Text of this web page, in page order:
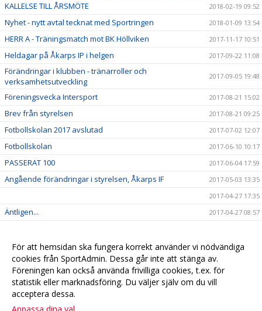
KALLELSE TILL ÅRSMÖTE 2018-02-19 09:52
Nyhet - nytt avtal tecknat med Sportringen 2018-01-09 13:54
HERR A - Träningsmatch mot BK Höllviken 2017-11-17 10:51
Heldagar på Åkarps IP i helgen 2017-09-22 11:08
Förändringar i klubben - tränarroller och
verksamhetsutveckling
2017-09-05 19:48
Föreningsvecka Intersport 2017-08-21 15:02
Brev från styrelsen 2017-08-21 09:25
Fotbollskolan 2017 avslutad 2017-07-02 12:07
Fotbollskolan 2017-06-10 10:17
PASSERAT 100 2017-06-04 17:59
Angående förändringar i styrelsen, Åkarps IF
2017-05-03 13:35
2017-04-27 17:35
Äntligen... 2017-04-27 08:57
Nyheter i profilsortimentet 2017-02-03 08:10
Utbildning genomförd 2016-12-12 20:40
För att hemsidan ska fungera korrekt använder vi nödvändiga
cookies från SportAdmin. Dessa går inte att stänga av.
Föreningen kan också använda frivilliga cookies, t.ex. för
statistik eller marknadsföring. Du väljer själv om du vill
acceptera dessa.